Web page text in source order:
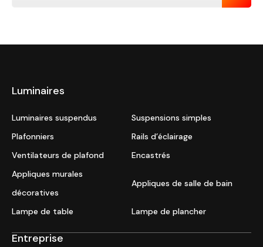
Luminaires
Luminaires suspendus
Suspensions simples
Plafonniers
Rails d’éclairage
Ventilateurs de plafond
Encastrés
Appliques murales
décoratives
Appliques de salle de bain
Lampe de table Lampe de plancher
Entreprise